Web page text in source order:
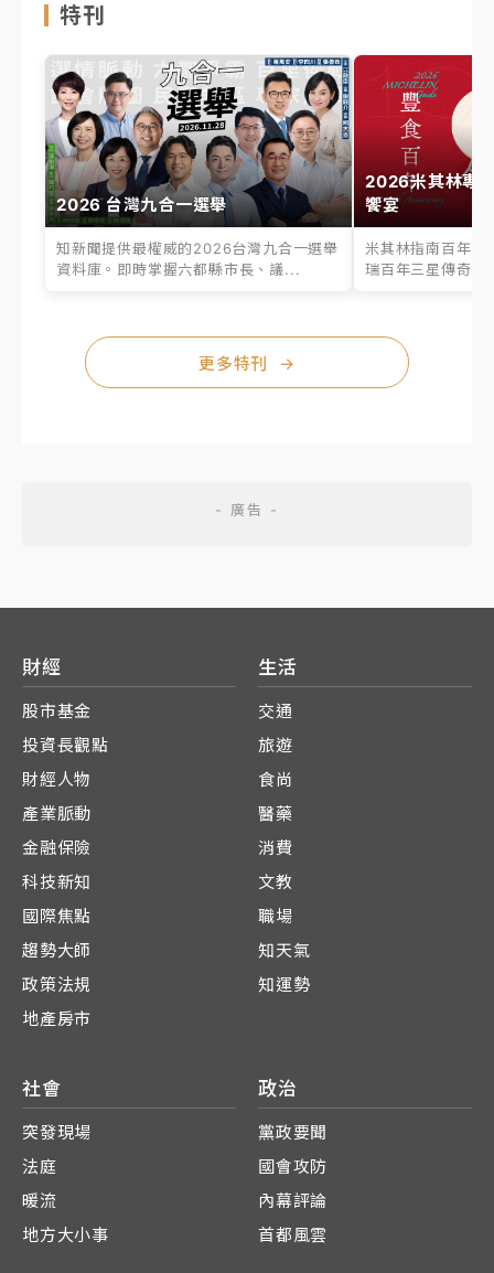
特刊
2026 台灣九合一選舉
知新聞提供最權威的2026台灣九合一選舉
資料庫。即時掌握六都縣市長、議...
2026米其林專
饗宴
米其林指南百年之
瑞百年三星傳奇、
更多特刊 →
財經
股市基金
投資長觀點
財經人物
產業脈動
金融保險
科技新知
國際焦點
趨勢大師
政策法規
地產房市
生活
交通
旅遊
食尚
醫藥
消費
文教
職場
知天氣
知運勢
社會
突發現場
法庭
暖流
地方大小事
政治
黨政要聞
國會攻防
內幕評論
首都風雲